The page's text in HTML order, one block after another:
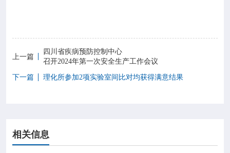
上一篇
四川省疾病预防控制中心
召开2024年第一次安全生产工作会议
下一篇
理化所参加2项实验室间比对均获得满意结果
相关信息